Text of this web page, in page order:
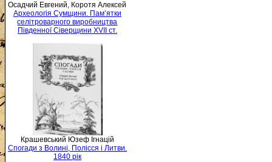
Осадчий Евгений, Коротя Алексей
Археологія Сумщини. Пам’ятки
селітроварного виробництва
Південної Сіверщини XVII ст.
Крашевський Юзеф Ігнацій
Спогади з Волині, Полісся і Литви.
1840 рік